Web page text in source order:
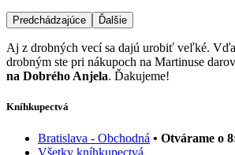
Predchádzajúce Ďalšie
Aj z drobných vecí sa dajú urobiť veľké.
drobným ste pri nákupoch na Martinuse
na Dobrého Anjela. Ďakujeme!
Kníhkupectvá
Bratislava - Obchodná • Otvárame o
Všetky kníhkupectvá